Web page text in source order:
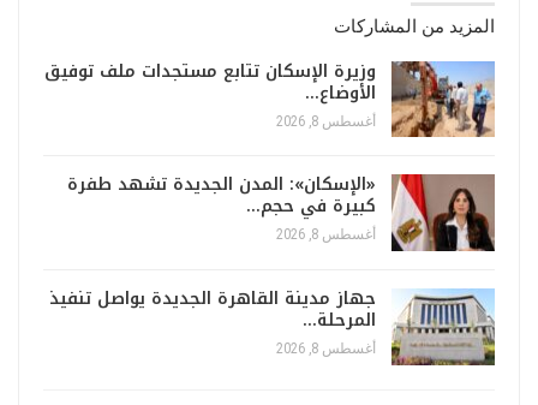
المزيد من المشاركات
وزيرة الإسكان تتابع مستجدات ملف توفيق
الأوضاع…
أغسطس 8, 2026
«الإسكان»: المدن الجديدة تشهد طفرة
كبيرة في حجم…
أغسطس 8, 2026
جهاز مدينة القاهرة الجديدة يواصل تنفيذ
المرحلة…
أغسطس 8, 2026